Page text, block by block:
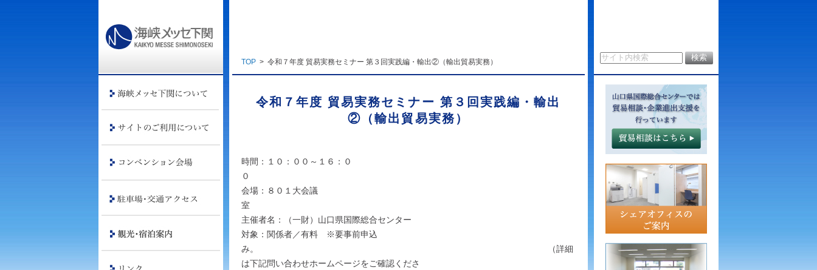
TOP > 令和７年度 貿易実務セミナー 第３回実践編・輸出②（輸出貿易実務）
令和７年度 貿易実務セミナー 第３回実践編・輸出
②（輸出貿易実務）
時間：１０：００～１６：０
０
会場：８０１大会議
室
主催者名：（一財）山口県国際総合センター
対象：関係者／有料 ※要事前申込
み。 （詳細
は下記問い合わせホームページをご確認くださ